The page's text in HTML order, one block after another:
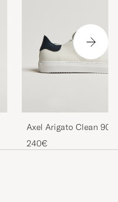
Axel Arigato Clean 90
Sneaker White/Dark
240€